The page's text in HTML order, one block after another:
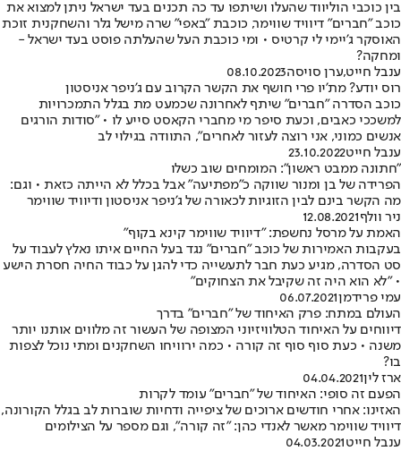
בין כוכבי הוליווד שהעלו ושיתפו עד כה תכנים בעד ישראל ניתן למצוא את
כוכב "חברים" דיוויד שווימר, כוכבת "באפי" שרה מישל גלר והשחקנית זוכת
האוסקר ג'יימי לי קרטיס • ומי כוכבת העל שהעלתה פוסט בעד ישראל -
ומחקה?
ענבל חייט,ערן סויסה08.10.2023
רוס יודע? מת'יו פרי חושף את הקשר הקרוב עם ג'ניפר אניסטון
כוכב הסדרה "חברים" שיתף לאחרונה שכמעט מת בגלל התמכרויות
למשככי כאבים, וכעת סיפר מי מחברי הקאסט סייע לו • "סודות הורגים
אנשים כמוני, אני רוצה לעזור לאחרים", התוודה בגילוי לב
ענבל חייט23.10.2022
"חתונה ממבט ראשון": המומחים שוב כשלו
הפרידה של בן ומנור שווקה כ"מפתיעה" אבל בכלל לא הייתה כזאת • וגם:
מה הקשר בינם לבין הזוגיות לכאורה של ג'ניפר אניסטון ודיוויד שווימר
ניר וולף12.08.2021
האמת על מרסל נחשפת: "דיוויד שווימר קינא בקוף"
בעקבות האמירות של כוכב "חברים" נגד בעל החיים איתו נאלץ לעבוד על
סט הסדרה, מגיע כעת חבר לתעשייה כדי להגן על כבוד החיה חסרת הישע
• "לא הוא היה זה שקיבל את הצחוקים"
עמי פרידמן06.07.2021
העולם במתח: פרק האיחוד של "חברים" בדרך
דיווחים על האיחוד הטלוויזיוני המצופה של העשור זה מלווים אותנו יותר
משנה • כעת סוף סוף זה קורה • כמה ירוויחו השחקנים ומתי נוכל לצפות
בו?
ארז לין04.04.2021
הפעם זה סופי: האיחוד של "חברים" עומד לקרות
האזינו: אחרי חודשים ארוכים של ציפייה ודחיות שוברות לב בגלל הקורונה,
דיוויד שווימר מאשר לאנדי כהן: "זה קורה", וגם מספר על הצילומים
ענבל חייט04.03.2021